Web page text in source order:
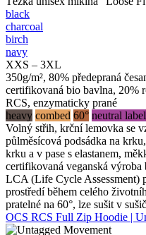
black
charcoal
birch
navy
XXS – 3XL
350g/m², 80% předepraná
certifikovaná bio bavlna, 20%
RCS, enzymaticky prané
heavy combed 60° neutral label
Volný střih, krční lemovka se
půlměsícová podsádka na
krku a v pase s elastanem,
certifikovaná veganská
LCA (Life Cycle Assessment)
prostředí během celého
pratelné na 60°, lze sušit v
OCS RCS Full Zip Hoodie |